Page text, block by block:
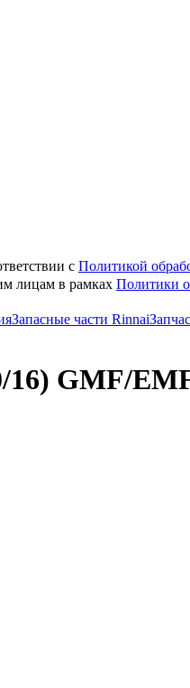
с Политикой
лицам в рамках Политики
Запасные части Rinnai
GMF/